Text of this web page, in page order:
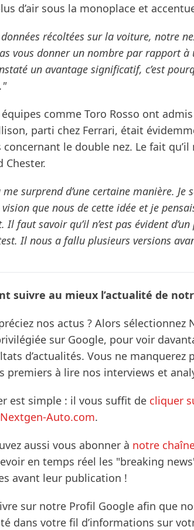
d’air sous la monoplace et
données récoltées sur la voiture, notre
vous donner un nombre par rapport
un avantage significatif, c’est
équipes comme Toro Rosso ont
parti chez Ferrari, était
concernant le double nez. Le fait qu’il
Chester.
me surprend d’une certaine manière. Je
que nous de cette idée et je
Il faut savoir qu’il n’est pas évident
Il nous a fallu plusieurs versions
suivre au mieux l’actualité de
nos actus ? Alors
sur Google, pour voir
d’actualités. Vous ne
premiers à lire nos interviews et
est simple : il vous suffit de cliquer
Auto.com.
aussi vous abonner à notre
en temps réel les "breaking
avant leur publication !
sur notre Profil Google afin que
dans votre fil d’informations sur